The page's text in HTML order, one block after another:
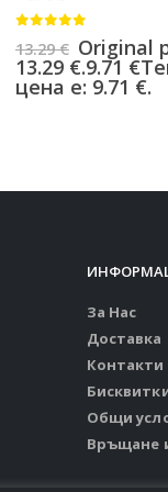
13.29€ Original
13.29 €.9.71 €
цена е: 9.71 €.
За Нас
Доставка
Контакти
Общи
Връщане